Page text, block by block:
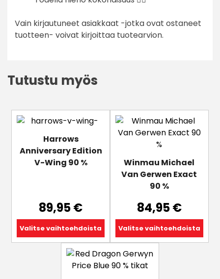
Vain kirjautuneet asiakkaat -jotka ovat ostaneet
tuotteen- voivat kirjoittaa tuotearvion.
Tutustu myös
Harrows
Anniversary Edition
V-Wing 90 %
89,95€
Valitse vaihtoehdoista
Tällä
useampi
muunnelma.
valinnat
tuotteen
sivulla.
Winmau Michael
Van Gerwen Exact
90 %
84,95€
Valitse vaihtoehdoista
Tällä
tuotteella
muunnelma.
Voit
valinnat
tuotteen
sivulla.
Tällä
tuotteella